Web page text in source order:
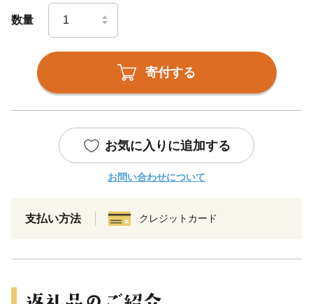
数量
寄付する
お気に入りに追加する
お問い合わせについて
支払い方法 クレジットカード